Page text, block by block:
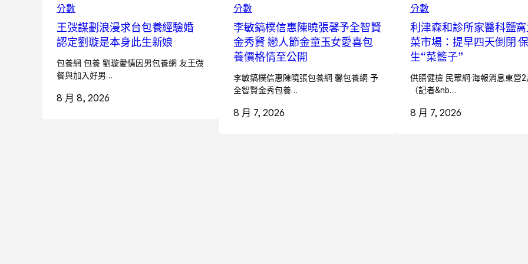
分數
王弢謀劃浪漫求台包養經驗婚
認定劉璇是本身此生新娘
包養網 包養 劉璇愛情因男包養網 友王弢
餐與加入好男…
8 月 8, 2026
分數
李敏鎬樸信惠陳曉張馨予全智賢
金秀賢 戀人節金童玉女愛喜包
養價格情至公開
李敏鎬樸信惠陳曉張包養網 馨包養網 予
全智賢金秀包養…
8 月 7, 2026
分數
利津森和診所家醫科鹽
菜市場：提早四天倒閉
生“菜籃子”
供膳健檢 民眾網·海報消息東營2
（記者&nb…
8 月 7, 2026